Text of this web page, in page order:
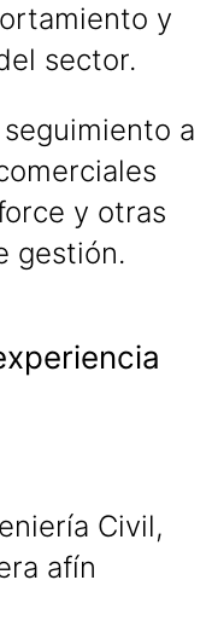
y
sector.
a
y otras
gestión.
Civil,
afín